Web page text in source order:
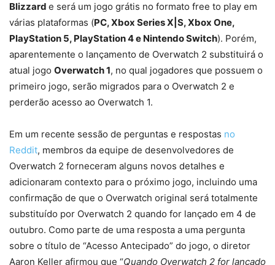
Blizzard e será um jogo grátis no formato free to play em
várias plataformas (PC, Xbox Series X|S, Xbox One,
PlayStation 5, PlayStation 4 e Nintendo Switch). Porém,
aparentemente o lançamento de Overwatch 2 substituirá o
atual jogo Overwatch 1, no qual jogadores que possuem o
primeiro jogo, serão migrados para o Overwatch 2 e
perderão acesso ao Overwatch 1.
Em um recente sessão de perguntas e respostas no
Reddit, membros da equipe de desenvolvedores de
Overwatch 2 forneceram alguns novos detalhes e
adicionaram contexto para o próximo jogo, incluindo uma
confirmação de que o Overwatch original será totalmente
substituído por Overwatch 2 quando for lançado em 4 de
outubro. Como parte de uma resposta a uma pergunta
sobre o título de “Acesso Antecipado” do jogo, o diretor
Aaron Keller afirmou que “Quando Overwatch 2 for lançado